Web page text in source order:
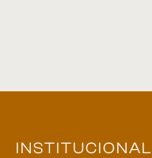
INSTITUCIONAL